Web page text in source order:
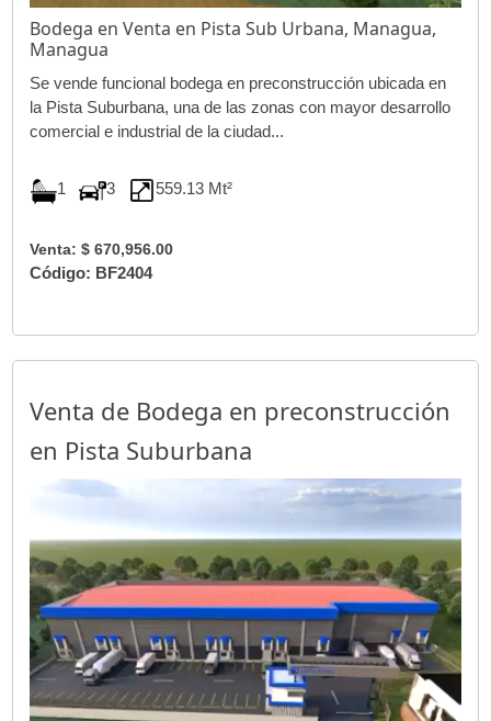
Bodega en Venta en Pista Sub Urbana, Managua,
Managua
Se vende funcional bodega en preconstrucción ubicada en
la Pista Suburbana, una de las zonas con mayor desarrollo
comercial e industrial de la ciudad...
1 3 559.13 Mt²
Venta: $ 670,956.00
Código: BF2404
Venta de Bodega en preconstrucción
en Pista Suburbana